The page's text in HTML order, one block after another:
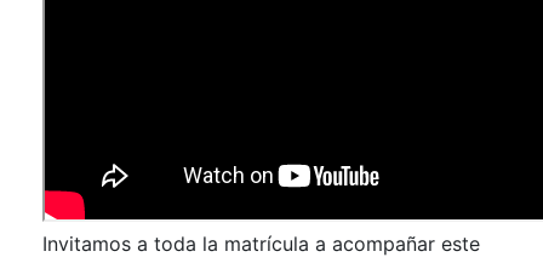
Invitamos a toda la matrícula a acompañar este